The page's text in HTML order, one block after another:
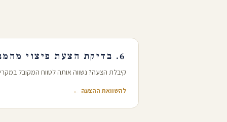
6. בדיקת הצעת פיצוי מהמבטחת
קיבלת הצעה? נשווה אותה לטווח המקובל
להשוואת ההצעה ←